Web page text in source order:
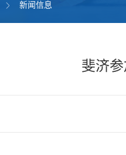
新闻信息
斐济